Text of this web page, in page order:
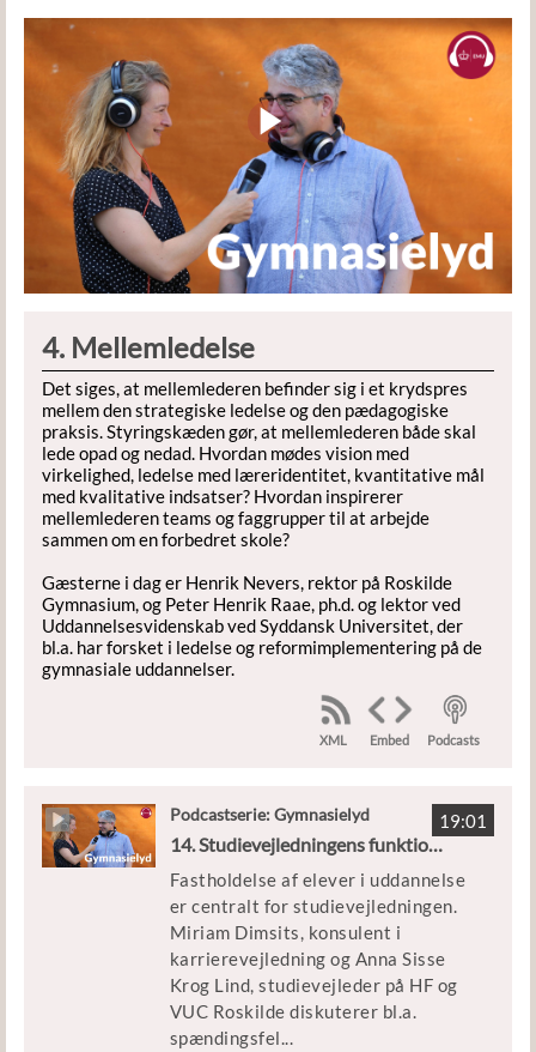
4. Mellemledelse
Det siges, at mellemlederen befinder sig i et krydspres
mellem den strategiske ledelse og den pædagogiske
praksis. Styringskæden gør, at mellemlederen både skal
lede opad og nedad. Hvordan mødes vision med
virkelighed, ledelse med læreridentitet, kvantitative mål
med kvalitative indsatser? Hvordan inspirerer
mellemlederen teams og faggrupper til at arbejde
sammen om en forbedret skole?
Gæsterne i dag er Henrik Nevers, rektor på Roskilde
Gymnasium, og Peter Henrik Raae, ph.d. og lektor ved
Uddannelsesvidenskab ved Syddansk Universitet, der
bl.a. har forsket i ledelse og reformimplementering på de
gymnasiale uddannelser.
XML Embed Podcasts
19:01
Podcastserie: Gymnasielyd
14. Studievejledningens funktion på uddannelsesinstitutionerne
Fastholdelse af elever i uddannelse
er centralt for studievejledningen.
Miriam Dimsits, konsulent i
karrierevejledning og Anna Sisse
Krog Lind, studievejleder på HF og
VUC Roskilde diskuterer bl.a.
spændingsfel...